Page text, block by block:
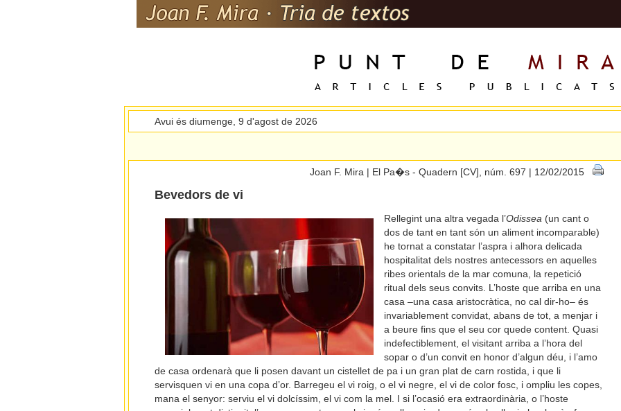
Avui és diumenge, 9 d'agost de 2026
Joan F. Mira | El Pa�s - Quadern [CV], núm. 697 | 12/02/2015
Bevedors de vi
Rellegint una altra vegada l’Odissea (un cant o
dos de tant en tant són un aliment incomparable)
he tornat a constatar l’aspra i alhora delicada
hospitalitat dels nostres antecessors en aquelles
ribes orientals de la mar comuna, la repetició
ritual dels seus convits. L’hoste que arriba en una
casa –una casa aristocràtica, no cal dir-ho– és
invariablement convidat, abans de tot, a menjar i
a beure fins que el seu cor quede content. Quasi
indefectiblement, el visitant arriba a l’hora del
sopar o d’un convit en honor d’algun déu, i l’amo
de casa ordenarà que li posen davant un cistellet de pa i un gran plat de carn rostida, i que li
servisquen vi en una copa d’or. Barregeu el vi roig, o el vi negre, el vi de color fosc, i ompliu les copes,
mana el senyor: serviu el vi dolcíssim, el vi com la mel. I si l’ocasió era extraordinària, o l’hoste